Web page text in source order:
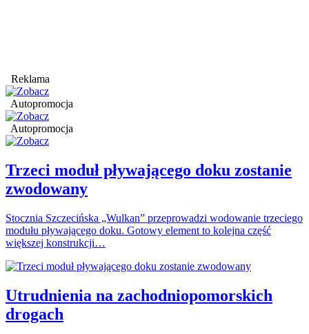
Reklama
Autopromocja
Autopromocja
Trzeci moduł pływającego doku zostanie
zwodowany
Stocznia Szczecińska „Wulkan” przeprowadzi wodowanie trzeciego
modułu pływającego doku. Gotowy element to kolejna część
większej konstrukcji…
Utrudnienia na zachodniopomorskich
drogach